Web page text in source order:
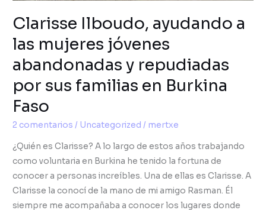
Clarisse Ilboudo, ayudando a
las mujeres jóvenes
abandonadas y repudiadas
por sus familias en Burkina
Faso
2 comentarios / Uncategorized / mertxe
¿Quién es Clarisse? A lo largo de estos años trabajando
como voluntaria en Burkina he tenido la fortuna de
conocer a personas increíbles. Una de ellas es Clarisse. A
Clarisse la conocí de la mano de mi amigo Rasman. Él
siempre me acompañaba a conocer los lugares donde
en
Faso